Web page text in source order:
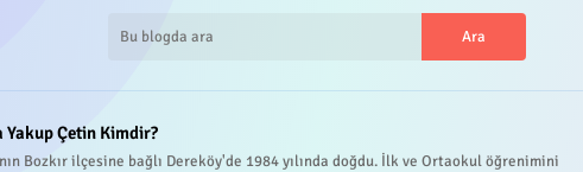
Yakup Çetin Kimdir?
Bozkır ilçesine bağlı Dereköy'de 1984 yılında doğdu. İlk ve Ortaokul öğrenimini